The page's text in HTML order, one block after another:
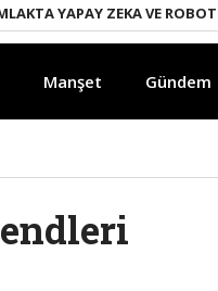
YAPAY ZEKA VE ROBOTIK
Manşet Gündem